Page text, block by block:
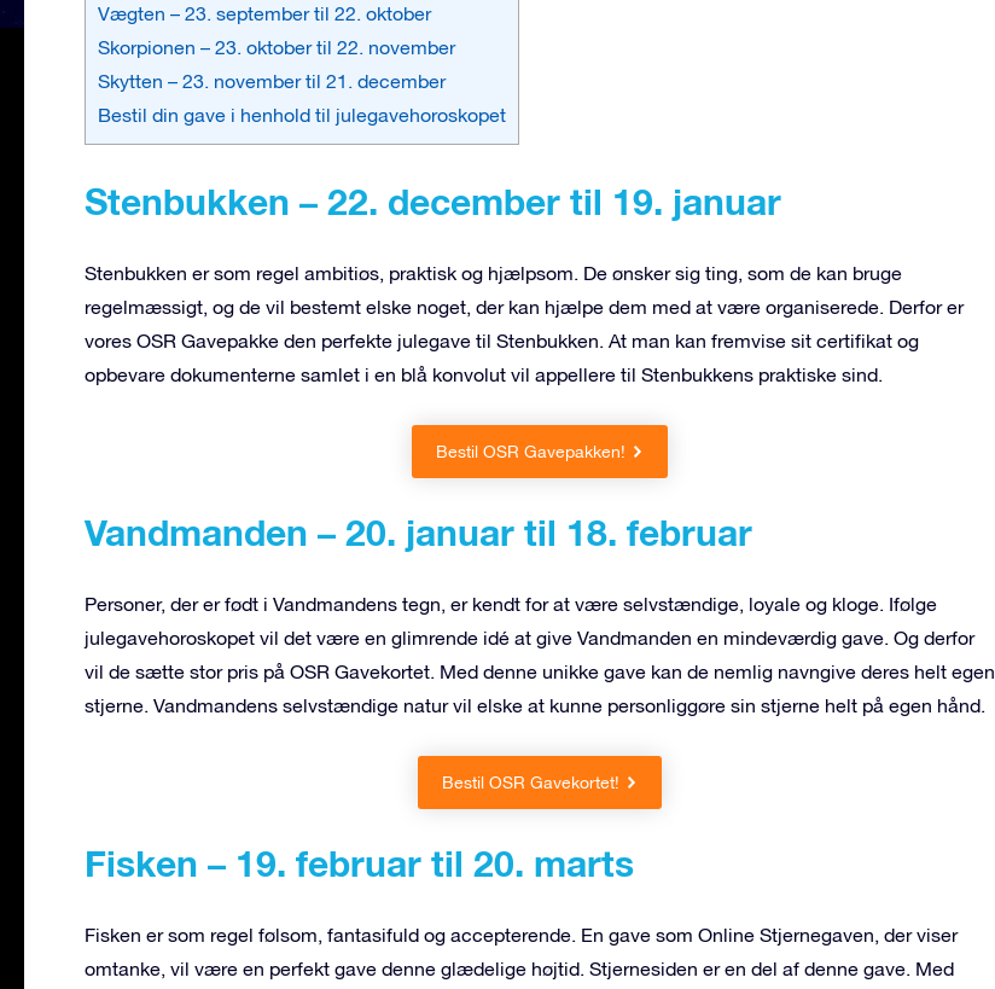
Vægten – 23. september til 22. oktober
Skorpionen – 23. oktober til 22. november
Skytten – 23. november til 21. december
Bestil din gave i henhold til julegavehoroskopet
Stenbukken – 22. december til 19. januar
Stenbukken er som regel ambitiøs, praktisk og hjælpsom. De ønsker sig ting, som de kan bruge
regelmæssigt, og de vil bestemt elske noget, der kan hjælpe dem med at være organiserede. Derfor er
vores OSR Gavepakke den perfekte julegave til Stenbukken. At man kan fremvise sit certifikat og
opbevare dokumenterne samlet i en blå konvolut vil appellere til Stenbukkens praktiske sind.
Bestil OSR Gavepakken!
Vandmanden – 20. januar til 18. februar
Personer, der er født i Vandmandens tegn, er kendt for at være selvstændige, loyale og kloge. Ifølge
julegavehoroskopet vil det være en glimrende idé at give Vandmanden en mindeværdig gave. Og derfor
vil de sætte stor pris på OSR Gavekortet. Med denne unikke gave kan de nemlig navngive deres helt egen
stjerne. Vandmandens selvstændige natur vil elske at kunne personliggøre sin stjerne helt på egen hånd.
Bestil OSR Gavekortet!
Fisken – 19. februar til 20. marts
Fisken er som regel følsom, fantasifuld og accepterende. En gave som Online Stjernegaven, der viser
omtanke, vil være en perfekt gave denne glædelige højtid. Stjernesiden er en del af denne gave. Med